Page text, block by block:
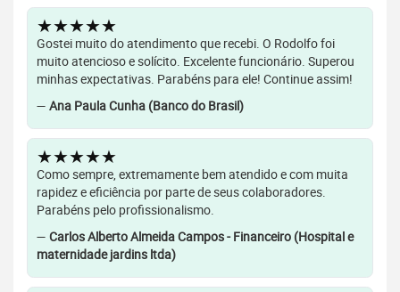
★★★★★
Gostei muito do atendimento que recebi. O Rodolfo foi
muito atencioso e solícito. Excelente funcionário. Superou
minhas expectativas. Parabéns para ele! Continue assim!
— Ana Paula Cunha (Banco do Brasil)
★★★★★
Como sempre, extremamente bem atendido e com muita
rapidez e eficiência por parte de seus colaboradores.
Parabéns pelo profissionalismo.
— Carlos Alberto Almeida Campos - Financeiro (Hospital e
maternidade jardins ltda)